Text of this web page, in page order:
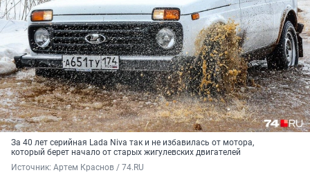
За 40 лет серийная Lada Niva так и не избавилась от мотора,
который берет начало от старых жигулевских двигателей
Источник: Артем Краснов / 74.RU